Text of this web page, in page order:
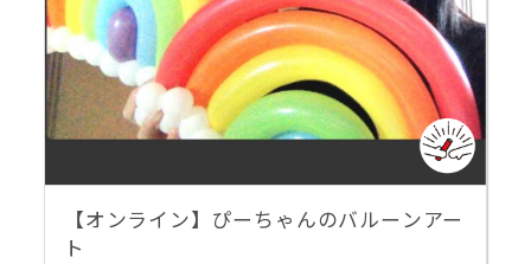
【オンライン】ぴーちゃんのバルーンアー
ト